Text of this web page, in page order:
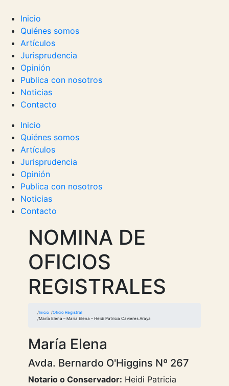
Inicio
Quiénes somos
Artículos
Jurisprudencia
Opinión
Publica con nosotros
Noticias
Contacto
Inicio
Quiénes somos
Artículos
Jurisprudencia
Opinión
Publica con nosotros
Noticias
Contacto
NOMINA DE
OFICIOS
REGISTRALES
Inicio
Oficio Registral
María Elena – María Elena – Heidi Patricia Cavieres Araya
María Elena
Avda. Bernardo O'Higgins Nº 267
Notario o Conservador: Heidi Patricia